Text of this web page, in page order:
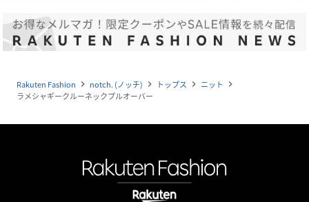
Rakuten Fashion navigate_next notch. (ノッチ) navigate_next トップス navigate_next ニット navigate_next
ラメシャギークルーネックプルオーバー